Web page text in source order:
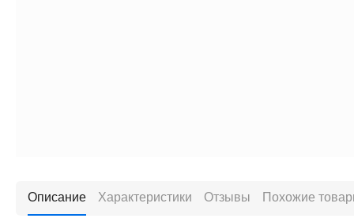
Описание Характеристики Отзывы Похожие